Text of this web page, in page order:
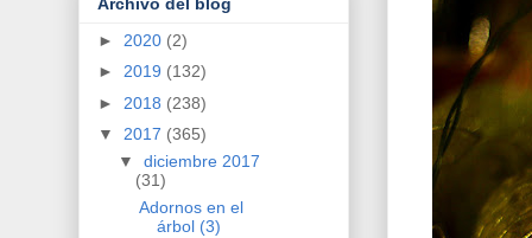
► 2020 (2)
► 2019 (132)
► 2018 (238)
▼ 2017 (365)
▼ diciembre 2017
(31)
Adornos en el
árbol (3)